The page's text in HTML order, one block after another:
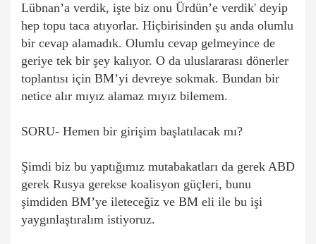
Lübnan’a verdik, işte biz onu Ürdün’e verdik' deyip
hep topu taca atıyorlar. Hiçbirisinden şu anda olumlu
bir cevap alamadık. Olumlu cevap gelmeyince de
geriye tek bir şey kalıyor. O da uluslararası dönerler
toplantısı için BM’yi devreye sokmak. Bundan bir
netice alır mıyız alamaz mıyız bilemem.
SORU- Hemen bir girişim başlatılacak mı?
Şimdi biz bu yaptığımız mutabakatları da gerek ABD
gerek Rusya gerekse koalisyon güçleri, bunu
şimdiden BM’ye ileteceğiz ve BM eli ile bu işi
yaygınlaştıralım istiyoruz.